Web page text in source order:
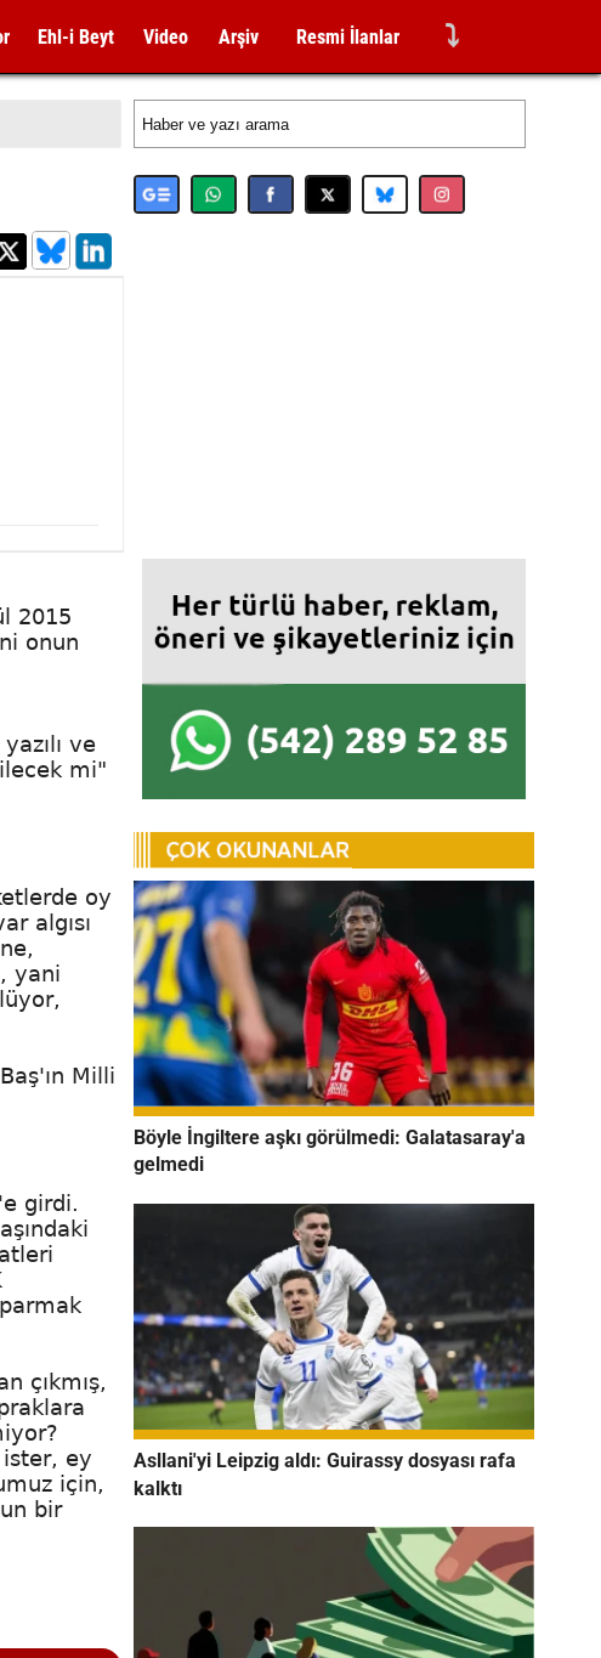
Ehl-i Beyt Video Arşiv Resmi İlanlar ⤵
2015
onun
ve
mi"
oy
algısı
yani
Milli
girdi.
çıkmış,
ister, ey
için,
bir
Böyle İngiltere aşkı görülmedi: Galatasaray'a
gelmedi
Asllani'yi Leipzig aldı: Guirassy dosyası rafa
kalktı